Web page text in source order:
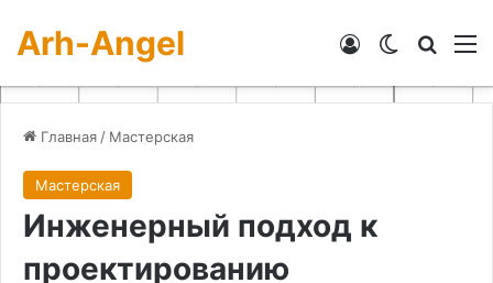
Arh-Angel Switch skin
Войти
Главная / Мастерская
Мастерская
Инженерный подход к
проектированию